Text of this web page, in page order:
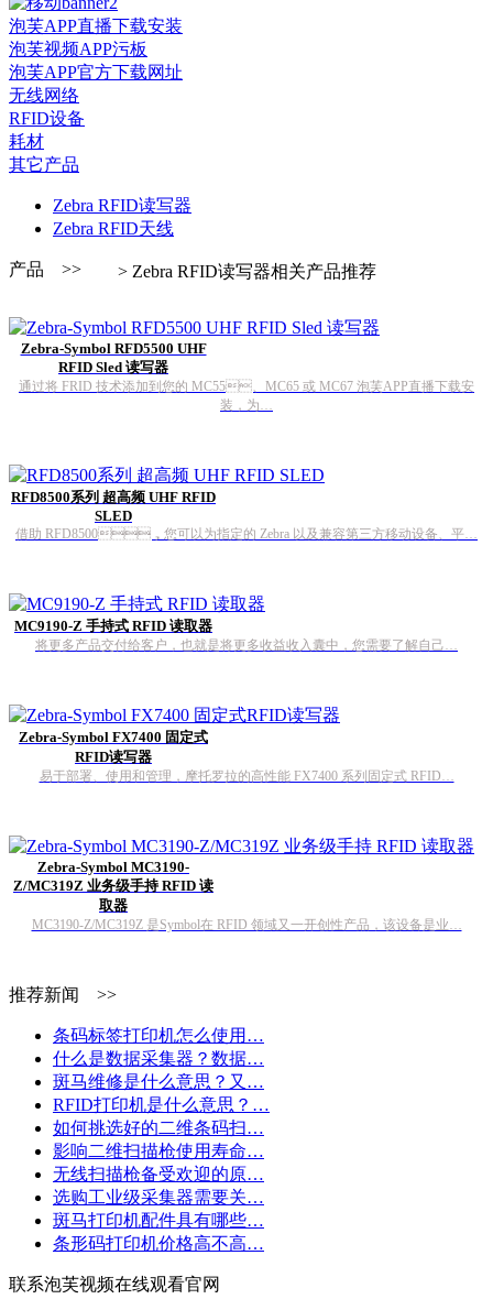
泡芙APP直播下载安装
泡芙视频APP污板
泡芙APP官方下载网址
无线网络
RFID设备
耗材
其它产品
Zebra RFID读写器
Zebra RFID天线
产品 >> > Zebra RFID读写器相关产品推荐
Zebra-Symbol RFD5500 UHF
RFID Sled 读写器
通过将 FRID 技术添加到您的 MC55、MC65 或 MC67 泡芙APP直播下载安
装，为…
RFD8500系列 超高频 UHF RFID
SLED
借助 RFD8500，您可以为指定的 Zebra 以及兼容第三方移动设备、平…
MC9190-Z 手持式 RFID 读取器
将更多产品交付给客户，也就是将更多收益收入囊中，您需要了解自己…
Zebra-Symbol FX7400 固定式
RFID读写器
易于部署、使用和管理，摩托罗拉的高性能 FX7400 系列固定式 RFID…
Zebra-Symbol MC3190-
Z/MC319Z 业务级手持 RFID 读
取器
MC3190-Z/MC319Z 是Symbol在 RFID 领域又一开创性产品，该设备是业…
推荐新闻 >>
条码标签打印机怎么使用…
什么是数据采集器？数据…
斑马维修是什么意思？又…
RFID打印机是什么意思？…
如何挑选好的二维条码扫…
影响二维扫描枪使用寿命…
无线扫描枪备受欢迎的原…
选购工业级采集器需要关…
斑马打印机配件具有哪些…
条形码打印机价格高不高…
联系泡芙视频在线观看官网